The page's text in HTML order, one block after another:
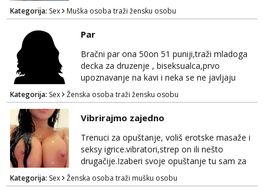
Kategorija: Sex Muška osoba traži žensku osobu
Par
Bračni par ona 50on 51 puniji,traži mladoga
decka za druzenje , biseksualca,prvo
upoznavanje na kavi i neka se ne javljaju
stariji od 30 godina
Kategorija: Sex Ženska osoba traži žensku osobu
Vibrirajmo zajedno
Trenuci za opuštanje, voliš erotske masaže i
seksy igrice.vibratori,strep on ili nešto
drugačije.Izaberi svoje opuštanje tu sam za
tebe.sve info na mob 095/762-8147
Kategorija: Sex Ženska osoba traži mušku osobu